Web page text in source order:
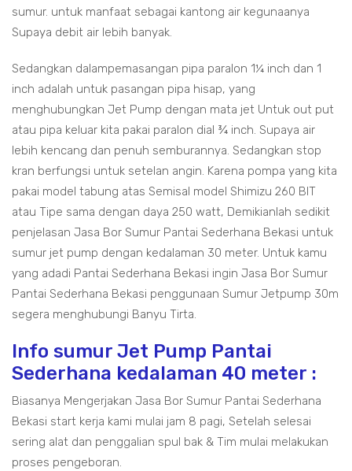
sumur. untuk manfaat sebagai kantong air kegunaanya
Supaya debit air lebih banyak.
Sedangkan dalampemasangan pipa paralon 1¼ inch dan 1
inch adalah untuk pasangan pipa hisap, yang
menghubungkan Jet Pump dengan mata jet Untuk out put
atau pipa keluar kita pakai paralon dial ¾ inch. Supaya air
lebih kencang dan penuh semburannya. Sedangkan stop
kran berfungsi untuk setelan angin. Karena pompa yang kita
pakai model tabung atas Semisal model Shimizu 260 BIT
atau Tipe sama dengan daya 250 watt, Demikianlah sedikit
penjelasan Jasa Bor Sumur Pantai Sederhana Bekasi untuk
sumur jet pump dengan kedalaman 30 meter. Untuk kamu
yang adadi Pantai Sederhana Bekasi ingin Jasa Bor Sumur
Pantai Sederhana Bekasi penggunaan Sumur Jetpump 30m
segera menghubungi Banyu Tirta.
Info sumur Jet Pump Pantai
Sederhana kedalaman 40 meter :
Biasanya Mengerjakan Jasa Bor Sumur Pantai Sederhana
Bekasi start kerja kami mulai jam 8 pagi, Setelah selesai
sering alat dan penggalian spul bak & Tim mulai melakukan
proses pengeboran.